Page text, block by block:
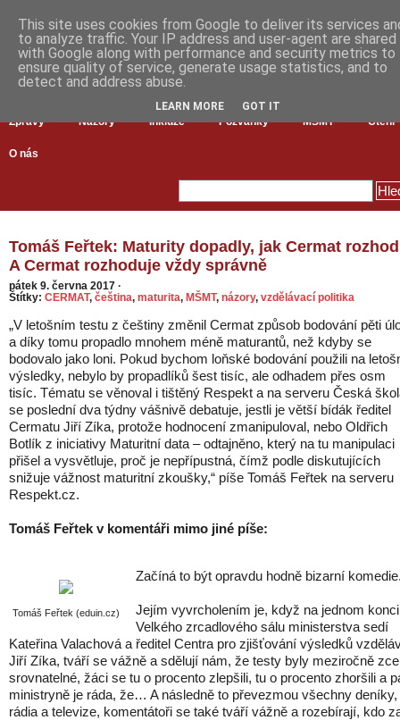
Zprávy Názory Inkluze Pozvánky MŠMT Čtení
O nás
Tomáš Feřtek: Maturity dopadly, jak Cermat
A Cermat rozhoduje vždy správně
pátek 9. června 2017 ·
Štítky: CERMAT, čeština, maturita, MŠMT, názory, vzdělávací politika
„V letošním testu z češtiny změnil Cermat způsob bodování pěti
a díky tomu propadlo mnohem méně maturantů, než kdyby se
bodovalo jako loni. Pokud bychom loňské bodování použili na
výsledky, nebylo by propadlíků šest tisíc, ale odhadem přes osm
tisíc. Tématu se věnoval i tištěný Respekt a na serveru Česká
se poslední dva týdny vášnivě debatuje, jestli je větší bídák ředitel
Cermatu Jiří Zíka, protože hodnocení zmanipuloval, nebo Oldřich
Botlík z iniciativy Maturitní data – odtajněno, který na tu manipulaci
přišel a vysvětluje, proč je nepřípustná, čímž podle diskutujících
snižuje vážnost maturitní zkoušky,“ píše Tomáš Feřtek na serveru
Respekt.cz.
Tomáš Feřtek v komentáři mimo jiné píše:
Tomáš Feřtek (eduin.cz)
Začíná to být opravdu hodně bizarní
Jejím vyvrcholením je, když na jednom konci
Velkého zrcadlového sálu ministerstva sedí
Kateřina Valachová a ředitel Centra pro zjišťování výsledků
Jiří Zíka, tváří se vážně a sdělují nám, že testy byly meziročně
srovnatelné, žáci se tu o procento zlepšili, tu o procento zhoršili a
ministryně je ráda, že… A následně to převezmou všechny deníky,
rádia a televize, komentátoři se také tváří vážně a rozebírají, kdo
This site uses cookies from Google to deliver its services
to analyze traffic. Your IP address and user-agent are shared
with Google along with performance and security metrics to
ensure quality of service, generate usage statistics, and to
detect and address abuse.
LEARN MORE GOT IT